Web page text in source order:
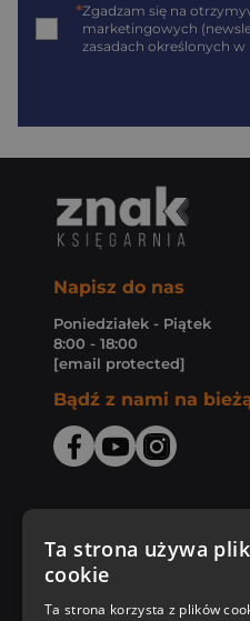
*Zgadzam się na
marketingowych
zasadach określonych w
Napisz do nas
Poniedziałek - Piątek
8:00 - 18:00
[email protected]
Bądź z nami na
Zakupy u nas
Ta strona używa
cookie
Ta strona korzysta z plików